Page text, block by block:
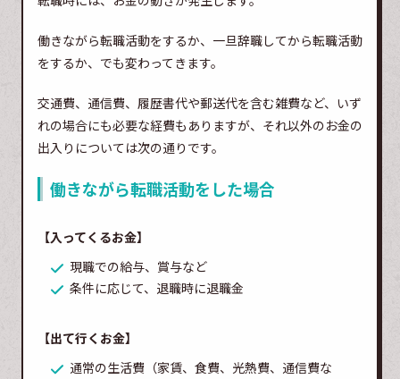
働きながら転職活動をするか、一旦辞職してから転職活動
をするか、でも変わってきます。
交通費、通信費、履歴書代や郵送代を含む雑費など、いず
れの場合にも必要な経費もありますが、それ以外のお金の
出入りについては次の通りです。
働きながら転職活動をした場合
【入ってくるお金】
現職での給与、賞与など
条件に応じて、退職時に退職金
【出て行くお金】
通常の生活費（家賃、食費、光熱費、通信費な